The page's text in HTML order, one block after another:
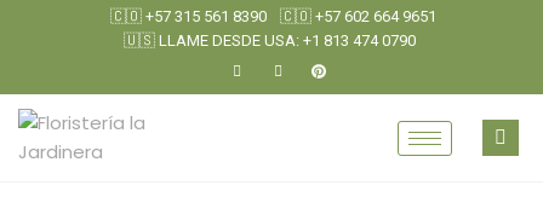
🇨🇴 +57 315 561 8390
🇨🇴 +57 602 664 9651
🇺🇸 LLAME DESDE USA: +1 813 474 0790